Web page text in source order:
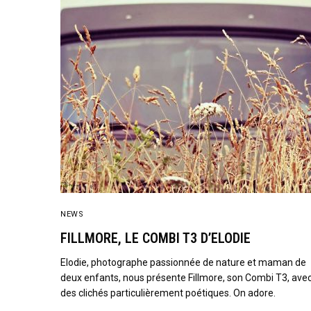
NEWS
FILLMORE, LE COMBI T3 D’ELODIE
Elodie, photographe passionnée de nature et maman de
deux enfants, nous présente Fillmore, son Combi T3,
des clichés particulièrement poétiques. On adore.